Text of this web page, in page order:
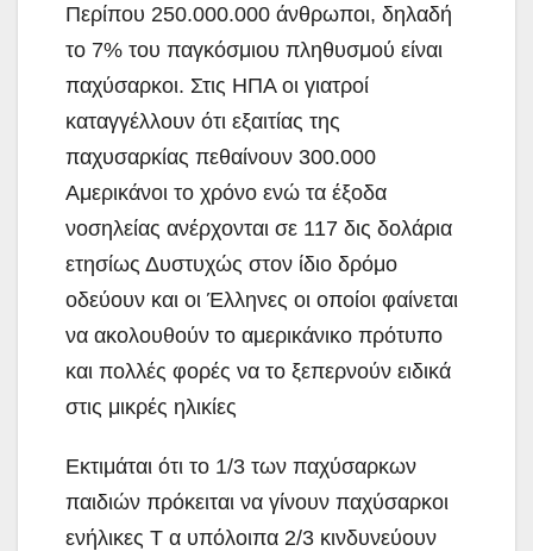
Περίπου 250.000.000 άνθρωποι, δηλαδή
το 7% του παγκόσμιου πληθυσμού είναι
παχύσαρκοι. Στις ΗΠΑ οι γιατροί
καταγγέλλουν ότι εξαιτίας της
παχυσαρκίας πεθαίνουν 300.000
Αμερικάνοι το χρόνο ενώ τα έξοδα
νοσηλείας ανέρχονται σε 117 δις δολάρια
ετησίως Δυστυχώς στον ίδιο δρόμο
οδεύουν και οι Έλληνες οι οποίοι φαίνεται
να ακολουθούν το αμερικάνικο πρότυπο
και πολλές φορές να το ξεπερνούν ειδικά
στις μικρές ηλικίες
Εκτιμάται ότι το 1/3 των παχύσαρκων
παιδιών πρόκειται να γίνουν παχύσαρκοι
ενήλικες T α υπόλοιπα 2/3 κινδυνεύουν